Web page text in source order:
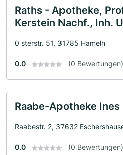
Raths - Apotheke,
Kerstein Nachf., Inh.
0 sterstr. 51, 31785 Hameln
0.0 (0 Bewertungen)
Raabe-Apotheke
Raabestr. 2, 37632
0.0 (0 Bewertungen)